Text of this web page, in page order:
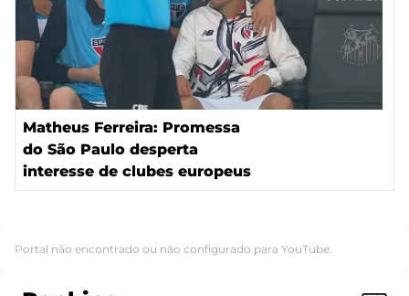
Matheus Ferreira: Promessa
do São Paulo desperta
interesse de clubes europeus
Portal não encontrado ou não configurado para YouTube.